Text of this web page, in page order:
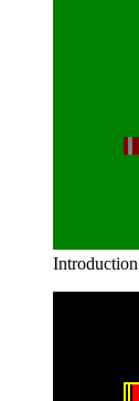
Introduction